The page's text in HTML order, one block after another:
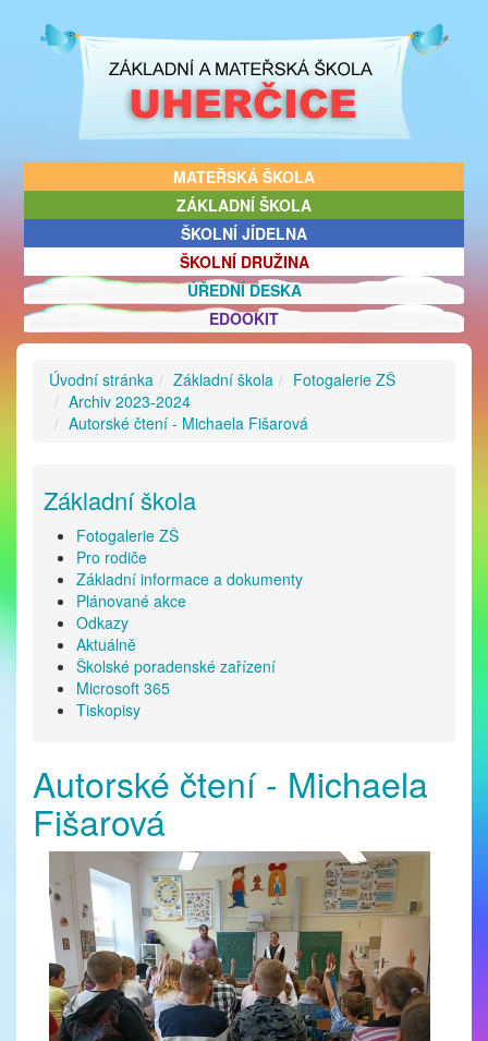
MATEŘSKÁ ŠKOLA
ZÁKLADNÍ ŠKOLA
ŠKOLNÍ JÍDELNA
ŠKOLNÍ DRUŽINA
ÚŘEDNÍ DESKA
EDOOKIT
Úvodní stránka Základní škola
Fotogalerie ZŠ
Archiv 2023-2024
Autorské čtení - Michaela Fišarová
Základní škola
Fotogalerie ZŠ
Pro rodiče
Základní informace a dokumenty
Plánované akce
Odkazy
Aktuálně
Školské poradenské zařízení
Microsoft 365
Tiskopisy
Autorské čtení - Michaela
Fišarová